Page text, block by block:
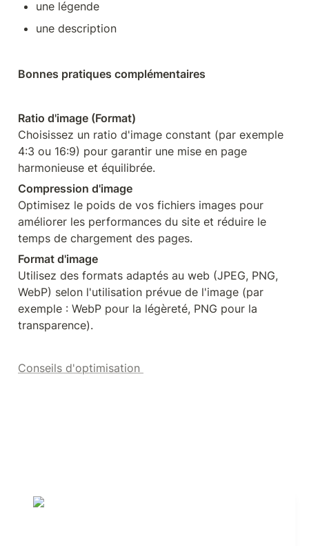
une légende
une description
Bonnes pratiques complémentaires
Ratio d'image (Format)
Choisissez un ratio d'image constant (par exemple
4:3 ou 16:9) pour garantir une mise en page
harmonieuse et équilibrée.
Compression d'image
Optimisez le poids de vos fichiers images pour
améliorer les performances du site et réduire le
temps de chargement des pages.
Format d'image
Utilisez des formats adaptés au web (JPEG, PNG,
WebP) selon l'utilisation prévue de l'image (par
exemple : WebP pour la légèreté, PNG pour la
transparence).
Conseils d'optimisation